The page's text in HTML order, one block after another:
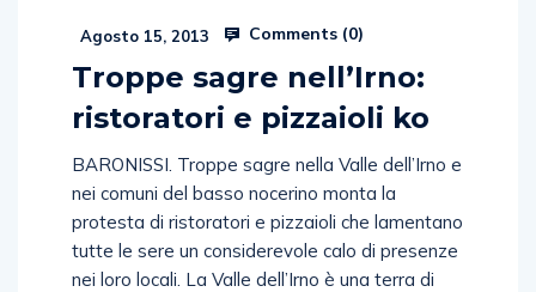
Agosto 15, 2013 Comments (0)
Troppe sagre nell’Irno:
ristoratori e pizzaioli ko
BARONISSI. Troppe sagre nella Valle dell’Irno e
nei comuni del basso nocerino monta la
protesta di ristoratori e pizzaioli che lamentano
tutte le sere un considerevole calo di presenze
nei loro locali. La Valle dell’Irno è una terra di